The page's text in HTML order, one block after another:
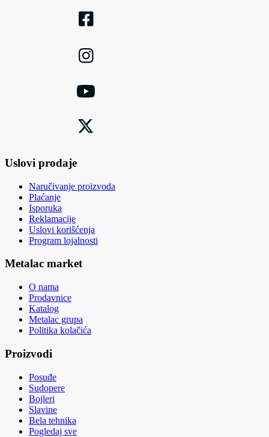
Uslovi prodaje
Naručivanje proizvoda
Plaćanje
Isporuka
Reklamacije
Uslovi korišćenja
Program lojalnosti
Metalac market
O nama
Prodavnice
Katalog
Metalac grupa
Politika kolačića
Proizvodi
Posuđe
Sudopere
Bojleri
Slavine
Bela tehnika
Pogledaj sve